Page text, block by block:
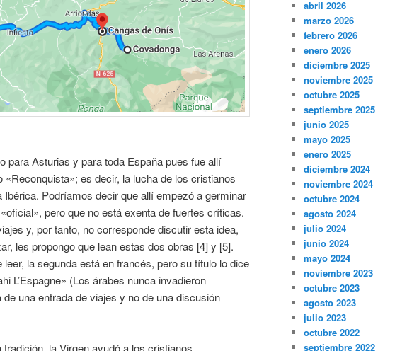
para Asturias y para toda España pues fue allí
es decir, la lucha de los cristianos
Podríamos decir que allí empezó a germinar
pero que no está exenta de fuertes críticas.
y, por tanto, no corresponde discutir esta idea,
les propongo que lean estas dos obras [4] y [5].
la segunda está en francés, pero su título lo dice
L’Espagne» (Los árabes nunca invadieron
una entrada de viajes y no de una discusión
abril 2026
marzo 2026
febrero 2026
enero 2026
diciembre 2025
noviembre 2025
octubre 2025
septiembre 2025
junio 2025
mayo 2025
enero 2025
diciembre 2024
noviembre 2024
octubre 2024
agosto 2024
julio 2024
junio 2024
mayo 2024
noviembre 2023
octubre 2023
agosto 2023
julio 2023
octubre 2022
septiembre 2022